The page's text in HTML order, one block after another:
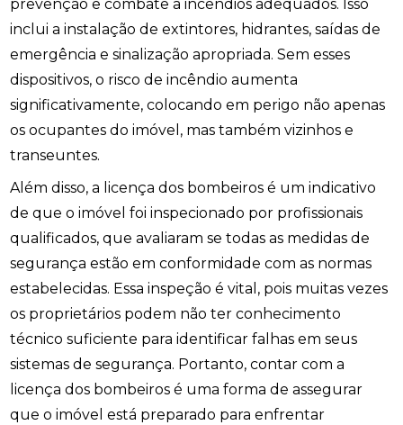
prevenção e combate a incêndios adequados. Isso
inclui a instalação de extintores, hidrantes, saídas de
emergência e sinalização apropriada. Sem esses
dispositivos, o risco de incêndio aumenta
significativamente, colocando em perigo não apenas
os ocupantes do imóvel, mas também vizinhos e
transeuntes.
Além disso, a licença dos bombeiros é um indicativo
de que o imóvel foi inspecionado por profissionais
qualificados, que avaliaram se todas as medidas de
segurança estão em conformidade com as normas
estabelecidas. Essa inspeção é vital, pois muitas vezes
os proprietários podem não ter conhecimento
técnico suficiente para identificar falhas em seus
sistemas de segurança. Portanto, contar com a
licença dos bombeiros é uma forma de assegurar
que o imóvel está preparado para enfrentar